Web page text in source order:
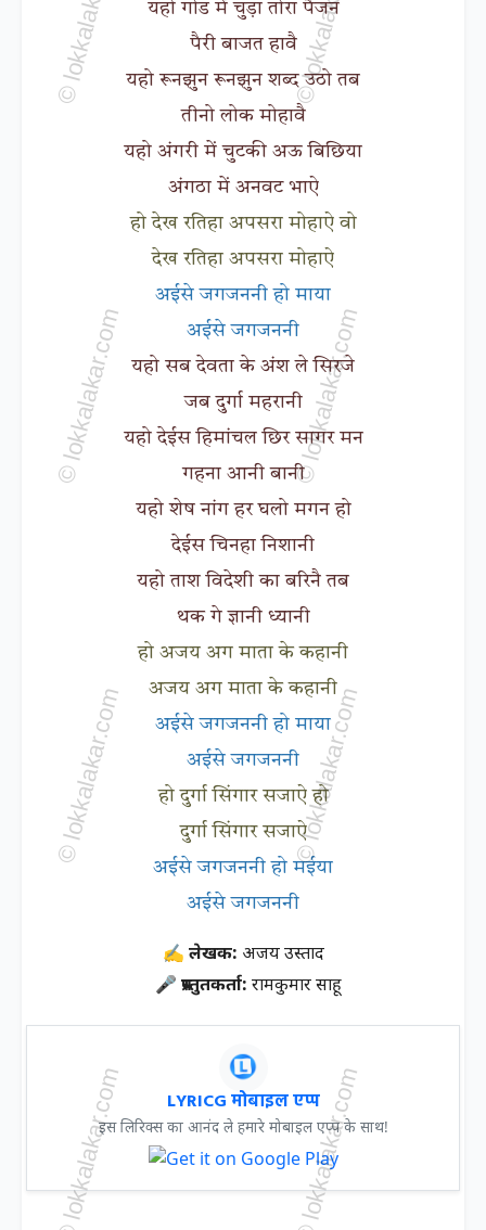
यहो गोड में चुड़ा तोरा पैजन
पैरी बाजत हावै
यहो रूनझुन रूनझुन शब्द उठो तब
तीनो लोक मोहावै
यहो अंगरी में चुटकी अऊ बिछिया
अंगठा में अनवट भाऐ
हो देख रतिहा अपसरा मोहाऐ वो
देख रतिहा अपसरा मोहाऐ
अईसे जगजननी हो माया
अईसे जगजननी
यहो सब देवता के अंश ले सिरजे
जब दुर्गा महरानी
यहो देईस हिमांचल छिर सागर मन
गहना आनी बानी
यहो शेष नांग हर घलो मगन हो
देईस चिनहा निशानी
यहो ताश विदेशी का बरिनै तब
थक गे ज्ञानी ध्यानी
हो अजय अग माता के कहानी
अजय अग माता के कहानी
अईसे जगजननी हो माया
अईसे जगजननी
हो दुर्गा सिंगार सजाऐ हो
दुर्गा सिंगार सजाऐ
अईसे जगजननी हो मईया
अईसे जगजननी
✍ लेखक: अजय उस्ताद
🎤 प्रस्तुतकर्ता: रामकुमार साहू
LYRICG मोबाइल एप्प
इस लिरिक्स का आनंद ले हमारे मोबाइल एप्प के साथ!